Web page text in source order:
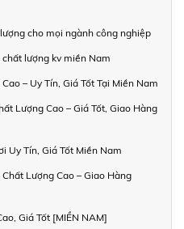
cho mọi ngành công nghiệp
lượng kv miền Nam
– Uy Tín, Giá Tốt Tại Miền Nam
Lượng Cao – Giá Tốt, Giao Hàng
Uy Tín, Giá Tốt Miền Nam
Lượng Cao – Giao Hàng
Giá Tốt [MIỀN NAM]